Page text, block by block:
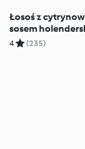
Łosoś z
sosem
szparagami i
4 (235)